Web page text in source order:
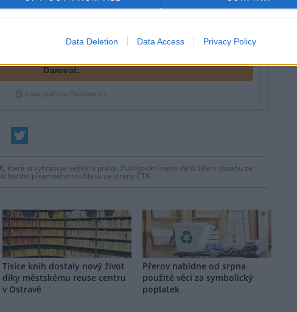
Data Deletion Data Access Privacy Policy
která si vyhrazuje veškerá práva. Publikování nebo další šíření obsahu ze
písemného souhlasu ze strany ČTK.
Tisíce knih dostaly nový život
díky městskému reuse centru
v Ostravě
Přerov nabídne od srpna
použité věci za symbolický
poplatek